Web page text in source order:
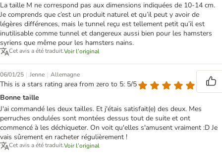
La taille M ne correspond pas aux dimensions indiquées de 10-14 cm.
Je comprends que c’est un produit naturel et qu’il peut y avoir de
légères différences, mais le tunnel reçu est tellement petit qu’il est
inutilisable comme tunnel et dangereux aussi bien pour les hamsters
syriens que même pour les hamsters nains.
Cet avis a été traduit.Voir l’original
06/01/25 | Jenne | Allemagne
This is a stars rating area from zero to 5: 5/5
Bonne taille
J'ai commandé les deux tailles. Et j'étais satisfait(e) des deux. Mes
perruches ondulées sont montées dessus tout de suite et ont
commencé à les déchiqueter. On voit qu'elles s'amusent vraiment :D Je
vais sûrement en racheter régulièrement !
Cet avis a été traduit.Voir l’original